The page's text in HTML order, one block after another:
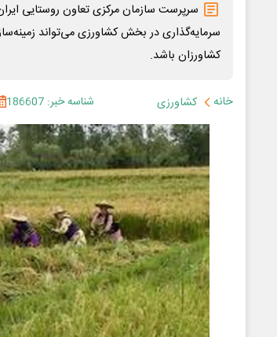
سرپرست سازمان مرکزی تعاون روستایی
سرمایه‌گذاری در بخش کشاورزی می‌تواند
کشاورزان باشد.
خانه کشاورزی شناسه خبر: 186607